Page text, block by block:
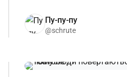
Пу-пу-пу
@schrute